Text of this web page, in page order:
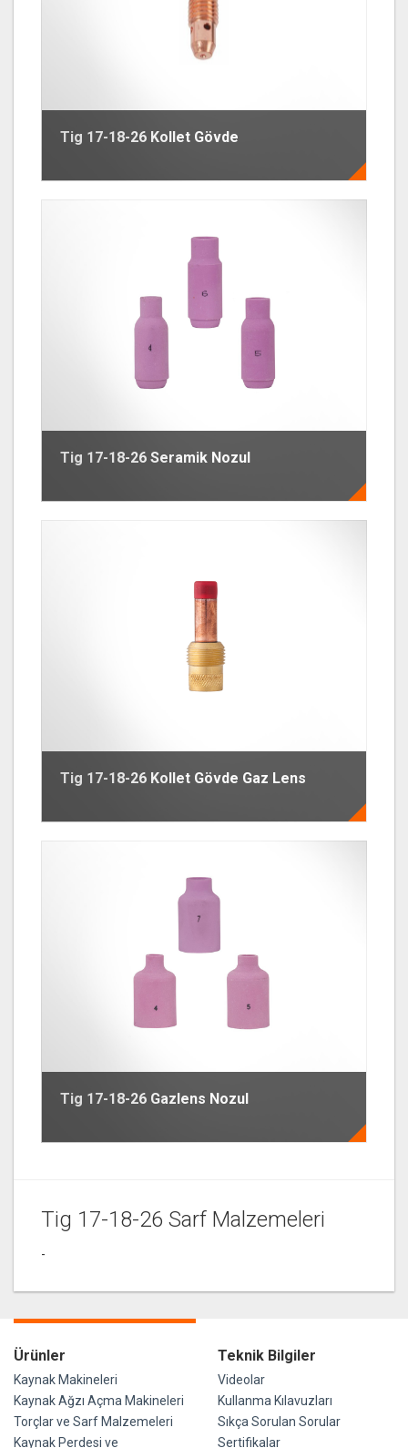
Tig 17-18-26 Kollet Gövde
Tig 17-18-26 Seramik Nozul
Tig 17-18-26 Kollet Gövde Gaz Lens
Tig 17-18-26 Gazlens Nozul
Tig 17-18-26 Sarf Malzemeleri
-
Ürünler
Kaynak Makineleri
Kaynak Ağzı Açma Makineleri
Torçlar ve Sarf Malzemeleri
Kaynak Perdesi ve
Teknik Bilgiler
Videolar
Kullanma Kılavuzları
Sıkça Sorulan Sorular
Sertifikalar